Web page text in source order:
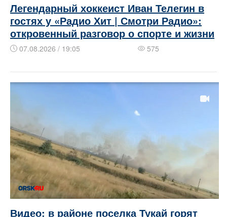
Легендарный хоккеист Иван Телегин в
гостях у «Радио Хит | Смотри Радио»:
откровенный разговор о спорте и жизни
07.08.2026 / 19:05 575
Видео: в районе поселка Тукай горят